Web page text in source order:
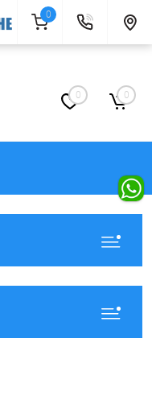
0 0
0